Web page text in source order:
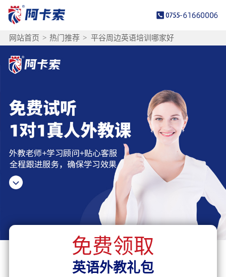
网站首页 > 热门推荐 > 平谷周边英语培训哪家好
免费领取
英语外教礼包